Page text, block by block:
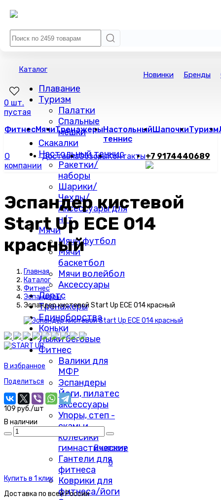
Каталог
Плавание
Туризм
Палатки
Спальные
мешки
Скакалки
Настольный теннис
Ракетки/
наборы
Шарики/
Чехлы/
Аксессуары для
н/т
Мячи
Мячи футбол
Мячи
баскетбол
Мячи волейбол
Аксессуары
Дартс
Тренажеры
Единоборства
Коньки
Лыжи беговые
Фитнес
Валики для
МФР
Эспандеры
Йоги, пилатес
аксессуары
Упоры, степ -
скамьи,
колесики
гимнастические
Гантели для
фитнеса
Коврики для
фитнеса/йоги
Новинки Бренды
0 шт.
пустая
ФитнесМячиТренажерыНастольный
теннис
ШапочкиТуризм
О
компании
ДоставкаОбзорыКонтакты+7 9174440689
Эспандер кистевой
Start Up ЕСЕ 014
красный
Главная
Каталог
Фитнес
Эспандеры
Эспандер кистевой Start Up ЕСЕ 014 красный
В избранное
Поделиться
109 руб./шт
В наличии
В корзину
0
Купить в 1 клик
Доставка по всей России